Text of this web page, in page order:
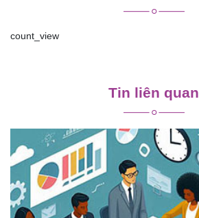
count_view
viết
Tin liên quan